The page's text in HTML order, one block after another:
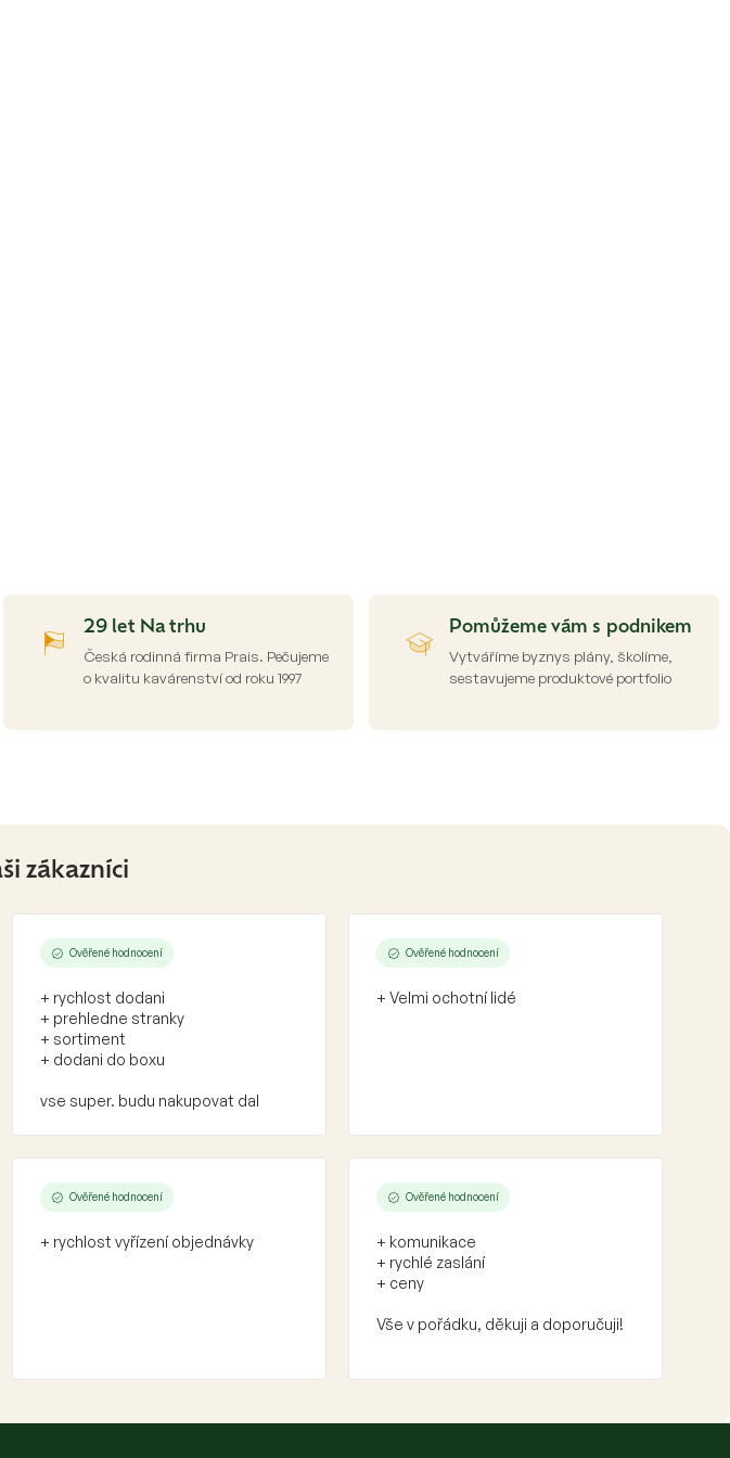
29 let Na trhu
Česká rodinná firma Prais. Pečujeme
o kvalitu kavárenství od roku 1997
Pomůžeme vám s podnikem
Vytváříme byznys plány, školíme,
sestavujeme produktové portfolio
zákazníci
Ověřené hodnocení
+ rychlost dodani
+ prehledne stranky
+ sortiment
+ dodani do boxu
vse super. budu nakupovat dal
Ověřené hodnocení
+ Velmi ochotní lidé
Ověřené hodnocení
+ rychlost vyřízení objednávky
Ověřené hodnocení
+ komunikace
+ rychlé zaslání
+ ceny
Vše v pořádku, děkuji a doporučuji!